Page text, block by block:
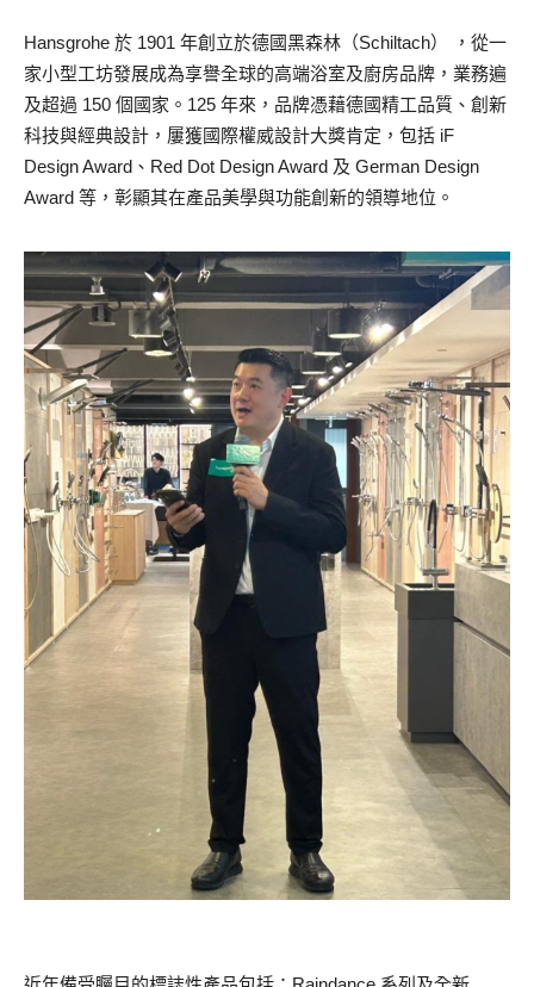
Hansgrohe 於 1901 年創立於德國黑森林（Schiltach） ，從一
家小型工坊發展成為享譽全球的高端浴室及廚房品牌，業務遍
及超過 150 個國家。125 年來，品牌憑藉德國精工品質、創新
科技與經典設計，屢獲國際權威設計大獎肯定，包括 iF
Design Award、Red Dot Design Award 及 German Design
Award 等，彰顯其在產品美學與功能創新的領導地位。